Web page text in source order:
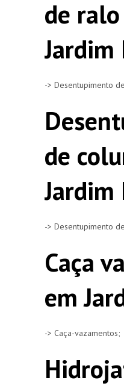
de
Jardim
-> Desentupimento
de
Jardim
-> Desentupimento
Caça
em
-> Caça-vazamentos;